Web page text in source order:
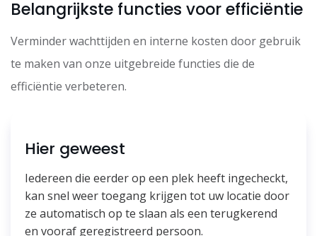
Belangrijkste functies voor efficiëntie
Verminder wachttijden en interne kosten door gebruik
te maken van onze uitgebreide functies die de
efficiëntie verbeteren.
Hier geweest
Iedereen die eerder op een plek heeft ingecheckt,
kan snel weer toegang krijgen tot uw locatie door
ze automatisch op te slaan als een terugkerend
en vooraf geregistreerd persoon.